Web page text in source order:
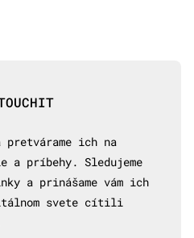
pretvárame ich na
a príbehy. Sledujeme
a prinášame vám ich
svete cítili